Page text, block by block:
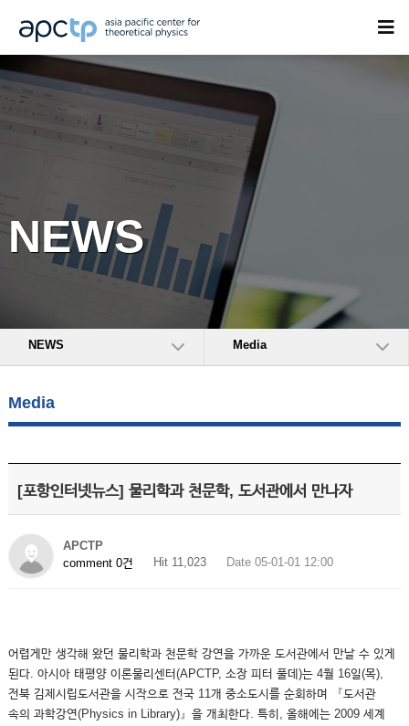
NEWS
NEWS Media
Media
[포항인터넷뉴스] 물리학과 천문학, 도서관에서 만나자
APCTP
comment 0건
Hit 11,023 Date 05-01-01 12:00
어렵게만 생각해 왔던 물리학과 천문학 강연을 가까운 도서관에서 만날 수 있게
된다. 아시아 태평양 이론물리센터(APCTP, 소장 피터 풀데)는 4월 16일(목),
전북 김제시립도서관을 시작으로 전국 11개 중소도시를 순회하며 『도서관
속의 과학강연(Physics in Library)』을 개최한다. 특히, 올해에는 2009 세계